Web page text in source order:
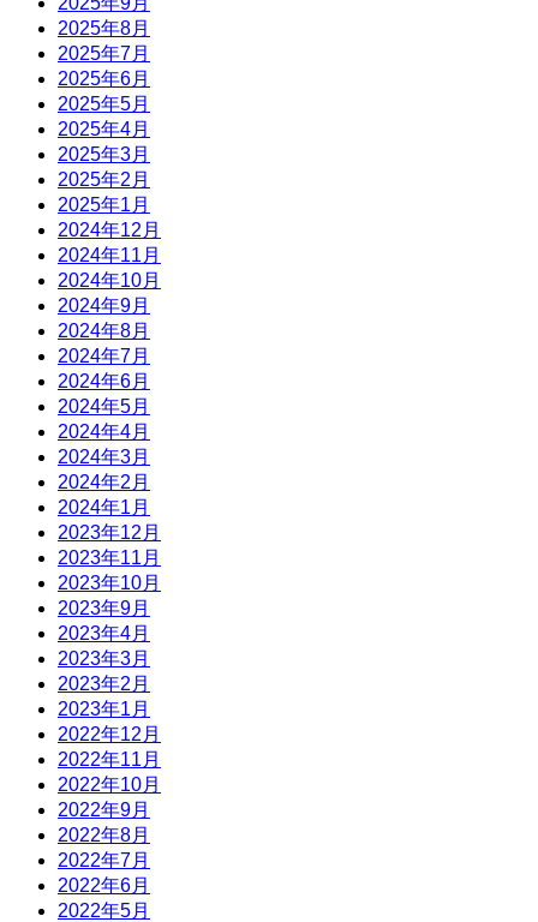
2025年8月
2025年7月
2025年6月
2025年5月
2025年4月
2025年3月
2025年2月
2025年1月
2024年12月
2024年11月
2024年10月
2024年9月
2024年8月
2024年7月
2024年6月
2024年5月
2024年4月
2024年3月
2024年2月
2024年1月
2023年12月
2023年11月
2023年10月
2023年9月
2023年4月
2023年3月
2023年2月
2023年1月
2022年12月
2022年11月
2022年10月
2022年9月
2022年8月
2022年7月
2022年6月
2022年5月